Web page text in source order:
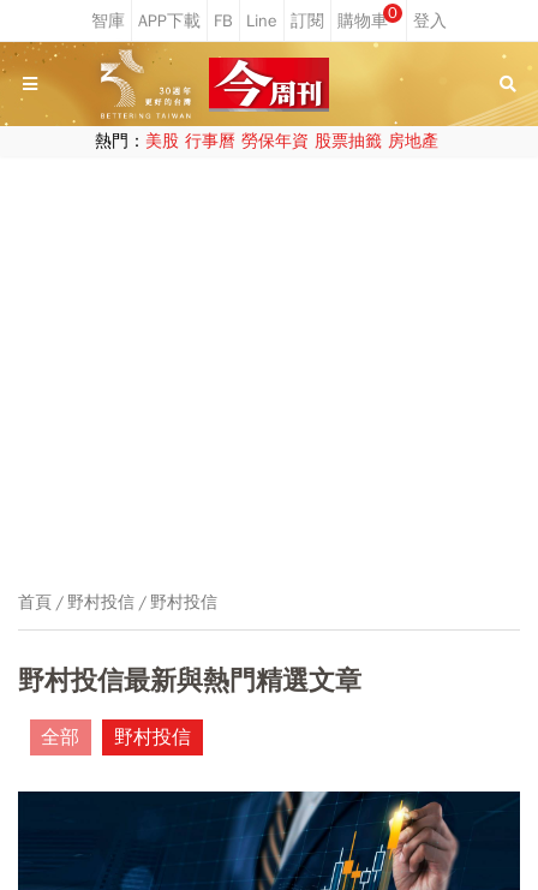
0
熱門： 美股 行事曆 勞保年資 股票抽籤 房地產
首頁 野村投信 野村投信
野村投信最新與熱門精選文章
全部 野村投信